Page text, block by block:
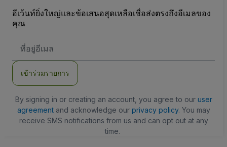
อีเว้นท์ยิ่งใหญ่และข้อเสนอสุดเหลือเชื่อส่งตรงถึงอีเมลของ
คุณ
อยู่
เข้าร่วมรายการ
By signing in or creating an account, you agree to our user
agreementand acknowledge our privacy policy. You may
receive SMS notifications from us and can opt out at any
time.